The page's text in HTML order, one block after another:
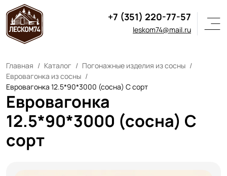
+7 (351) 220-77-57
leskom74@mail.ru
Главная Каталог
Погонажные изделия из сосны
Евровагонка из сосны
Евровагонка 12.5*90*3000 (сосна) С сорт
Евровагонка
12.5*90*3000 (сосна) С
сорт